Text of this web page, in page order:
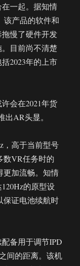
一起。据知情
该产品的软件和
慢了硬件开发
目前尚不清楚
2023年的上市
会在2021年货
出AR头显。
，高于当前型号
数VR任务时的
更加流畅。知情
的原型设
保证电池续航时
备用于调节IPD
间的距离。该机